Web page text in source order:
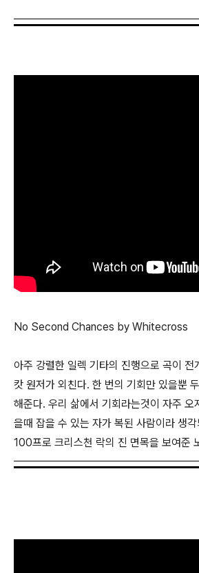
No Second Chances by Whitecross
아주 강렬한 일렉 기타의 진행으로 곡이 전
캇 원저가 외친다. 한 번의 기회만 있을뿐
해준다. 우리 삶에서 기회라는것이 자주 오
을때 잡을 수 있는 자가 복된 사람이라 생
100프로 크리스천 락의 진 면목을 보여준